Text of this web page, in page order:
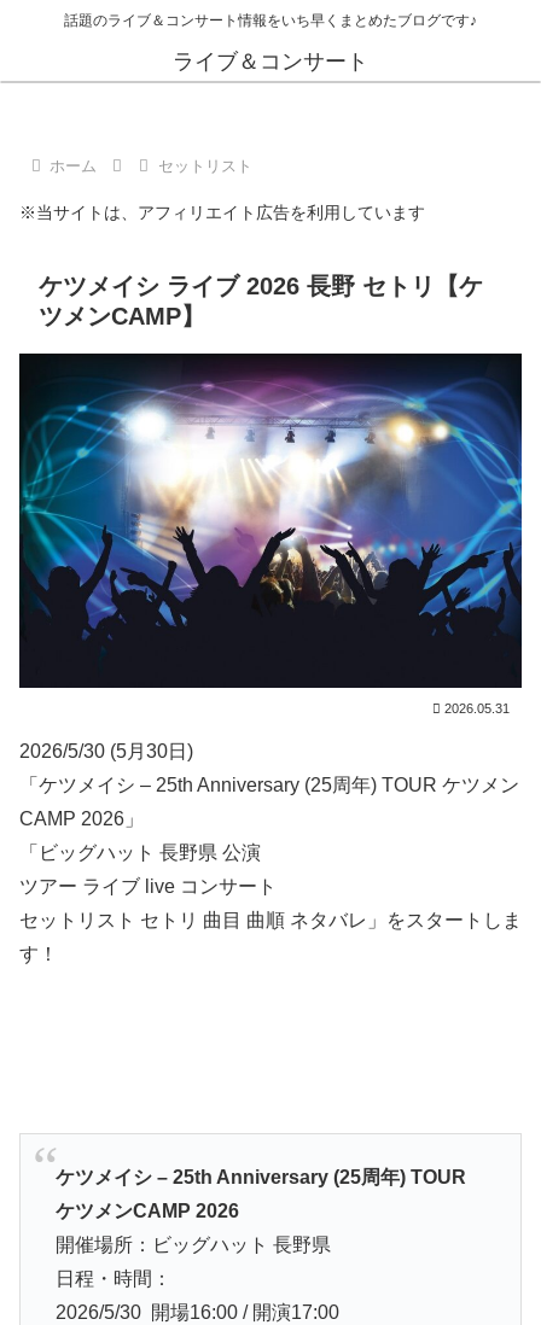
話題のライブ＆コンサート情報をいち早くまとめたブログです♪
ライブ＆コンサート
ホーム セットリスト
※当サイトは、アフィリエイト広告を利用しています
ケツメイシ ライブ 2026 長野 セトリ【ケ
ツメンCAMP】
2026.05.31
2026/5/30 (5月30日)
「ケツメイシ – 25th Anniversary (25周年) TOUR ケツメン
CAMP 2026」
「ビッグハット 長野県 公演
ツアー ライブ live コンサート
セットリスト セトリ 曲目 曲順 ネタバレ」をスタートしま
す！
ケツメイシ – 25th Anniversary (25周年) TOUR
ケツメンCAMP 2026
開催場所：ビッグハット 長野県
日程・時間：
2026/5/30 開場16:00 / 開演17:00